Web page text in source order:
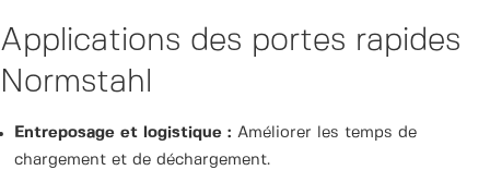
Applications des portes rapides
Normstahl
Entreposage et logistique : Améliorer les temps de
chargement et de déchargement.